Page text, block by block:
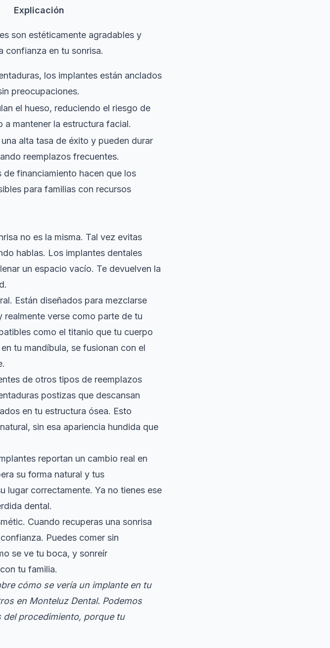
Explicación
son estéticamente agradables y
confianza en tu sonrisa.
los implantes están anclados
preocupaciones.
el hueso, reduciendo el riesgo de
a mantener la estructura facial.
alta tasa de éxito y pueden durar
reemplazos frecuentes.
financiamiento hacen que los
para familias con recursos
no es la misma. Tal vez evitas
hablas. Los implantes dentales
un espacio vacío. Te devuelven la
Están diseñados para mezclarse
realmente verse como parte de tu
como el titanio que tu cuerpo
tu mandíbula, se fusionan con el
de otros tipos de reemplazos
postizas que descansan
en tu estructura ósea. Esto
sin esa apariencia hundida que
reportan un cambio real en
su forma natural y tus
lugar correctamente. Ya no tienes ese
dental.
Cuando recuperas una sonrisa
Puedes comer sin
se ve tu boca, y sonreír
tu familia.
cómo se vería un implante en tu
en Monteluz Dental. Podemos
procedimiento, porque tu